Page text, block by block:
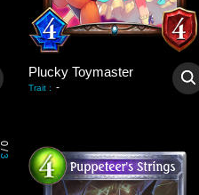
Plucky Toymaster
Trait : -
0
/
3